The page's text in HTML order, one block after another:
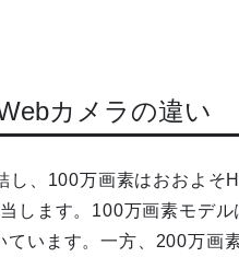
カメラの違い
、100万画素はおおよそ
します。100万画素モデル
います。一方、200万画